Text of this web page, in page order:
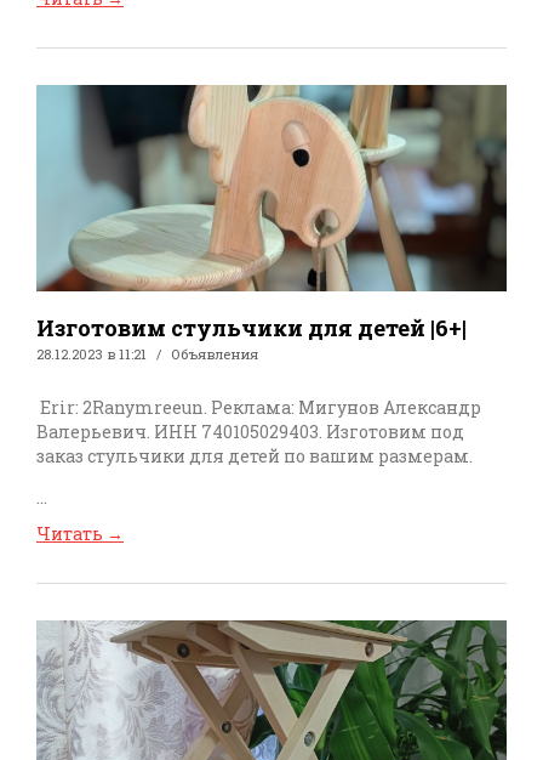
Изготовим стульчики для детей |6+|
28.12.2023 в 11:21 Объявления
Erir: 2Ranymreeun. Реклама: Мигунов Александр
Валерьевич. ИНН 740105029403. Изготовим под
заказ стульчики для детей по вашим размерам.
...
Читать →